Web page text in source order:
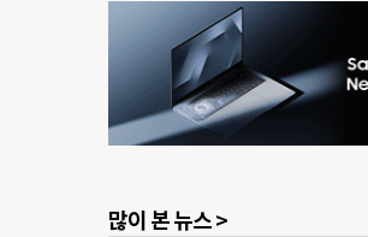
많이 본 뉴스 >